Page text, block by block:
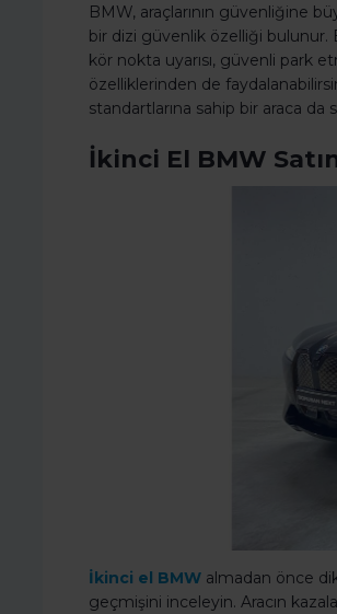
BMW, araçlarının güvenliğine
bir dizi güvenlik özelliği bulunur.
kör nokta uyarısı, güvenli park
özelliklerinden de
standartlarına sahip bir araca da
İkinci El BMW
İkinci el BMW almadan önce
geçmişini inceleyin. Aracın